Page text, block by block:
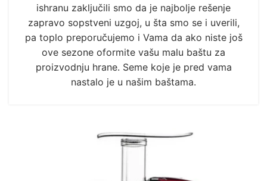
ishranu zaključili smo da je najbolje rešenje
zapravo sopstveni uzgoj, u šta smo se i uverili,
pa toplo preporučujemo i Vama da ako niste još
ove sezone oformite vašu malu baštu za
proizvodnju hrane. Seme koje je pred vama
nastalo je u našim baštama.